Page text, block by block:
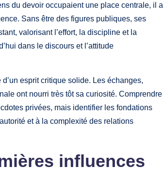
du devoir occupaient une place centrale, il a
Sans être des figures publiques, ses
valorisant l’effort, la discipline et la
dans le discours et l’attitude
esprit critique solide. Les échanges,
ont nourri très tôt sa curiosité. Comprendre
privées, mais identifier les fondations
et à la complexité des relations
influences